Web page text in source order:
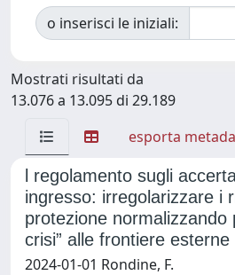
o inserisci le iniziali:
Mostrati risultati da
13.076 a 13.095 di 29.189
esporta
l regolamento sugli
ingresso: irregolarizzare i
protezione normalizzando
crisi” alle frontiere esterne
2024-01-01 Rondine, F.